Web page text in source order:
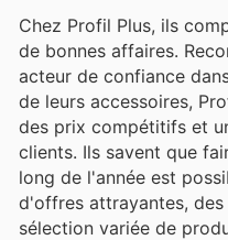
Chez Profil Plus, ils
de bonnes affaires.
acteur de confiance
de leurs accessoires,
des prix compétitifs et
clients. Ils savent que
long de l'année est
d'offres attrayantes,
sélection variée de